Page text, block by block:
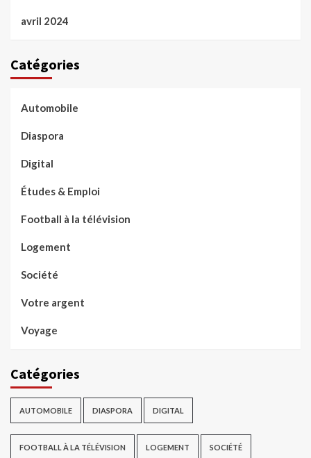
avril 2024
Catégories
Automobile
Diaspora
Digital
Études & Emploi
Football à la télévision
Logement
Société
Votre argent
Voyage
Catégories
AUTOMOBILE DIASPORA DIGITAL
FOOTBALL À LA TÉLÉVISION LOGEMENT SOCIÉTÉ